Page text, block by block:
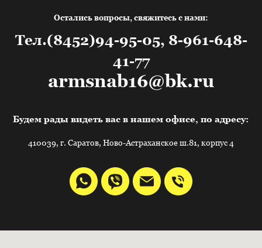
Остались вопросы, свяжитесь с нами:
Тел.(8452)94-95-05, 8-961-648-
41-77
armsnab16@bk.ru
Будем рады видеть вас в нашем офисе, по адресу:
410039, г. Саратов, Ново-Астраханское ш.81, корпус 4